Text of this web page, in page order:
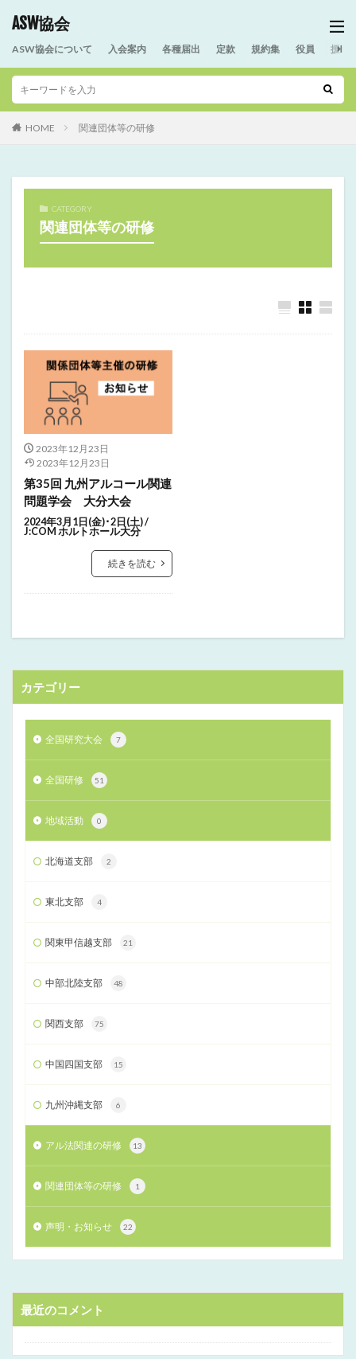
ASW協会
ASW協会について 入会案内 各種届出 定款 規約集 役員 援助
HOME 関連団体等の研修
CATEGORY
関連団体等の研修
2023年12月23日
2023年12月23日
第35回 九州アルコール関連
問題学会 大分大会
2024年3月1日(金)･2日(土) /
J:COM ホルトホール大分
続きを読む
カテゴリー
全国研究大会 7
全国研修 51
地域活動 0
北海道支部 2
東北支部 4
関東甲信越支部 21
中部北陸支部 48
関西支部 75
中国四国支部 15
九州沖縄支部 6
アル法関連の研修 13
関連団体等の研修 1
声明・お知らせ 22
最近のコメント